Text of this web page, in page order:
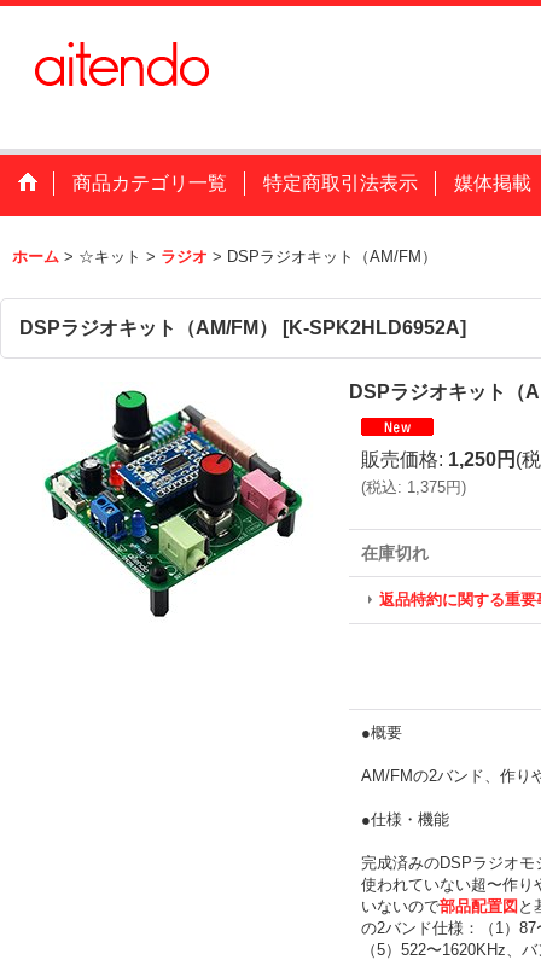
商品カテゴリ一覧 特定商取引法表示 媒体掲載
ホーム > ☆キット > ラジオ > DSPラジオキット（AM/FM）
DSPラジオキット（AM/FM） [K-SPK2HLD6952A]
DSPラジオキット（
販売価格: 1,250円 (
(税込: 1,375円)
在庫切れ
返品特約に関する重要
●概要
AM/FMの2バンド、作り
●仕様・機能
完成済みのDSPラジオ
使われていない超〜作り
いないので部品配置図 と
の2バンド仕様：（1）
（5）522〜1620KHz、